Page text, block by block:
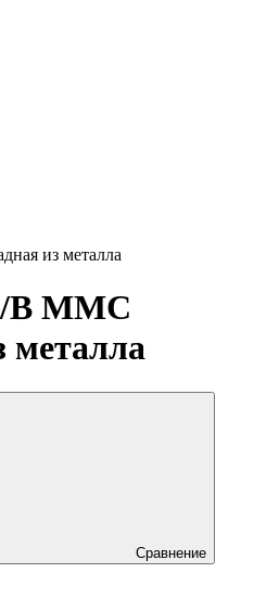
из металла
B MMC
металла
Сравнение